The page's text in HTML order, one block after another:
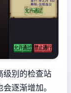
级别的检查站
逐渐增加。